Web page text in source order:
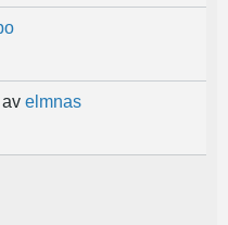
av elmnas